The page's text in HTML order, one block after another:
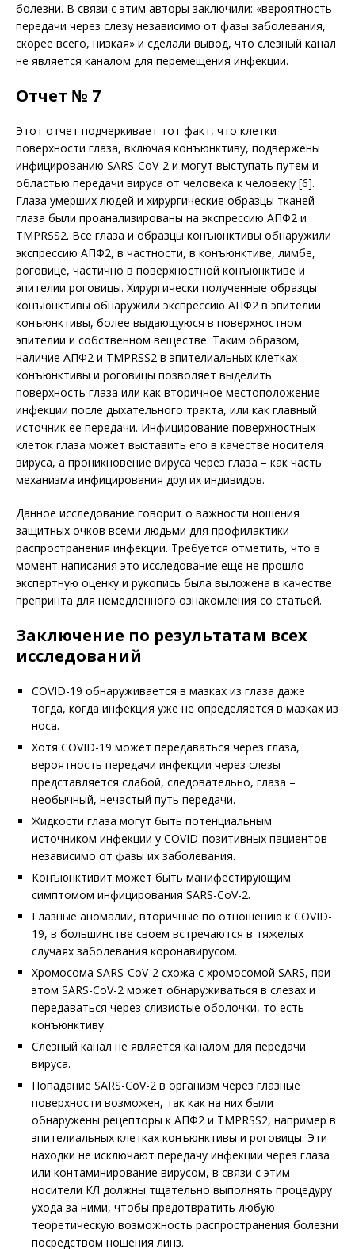
болезни. В связи с этим авторы заключили: «вероятность
передачи через слезу независимо от фазы заболевания,
скорее всего, низкая» и сделали вывод, что слезный канал
не является каналом для перемещения инфекции.
Отчет № 7
Этот отчет подчеркивает тот факт, что клетки
поверхности глаза, включая конъюнктиву, подвержены
инфицированию SARS-CoV-2 и могут выступать путем и
областью передачи вируса от человека к человеку [6].
Глаза умерших людей и хирургические образцы тканей
глаза были проанализированы на экспрессию АПФ2 и
TMPRSS2. Все глаза и образцы конъюнктивы обнаружили
экспрессию АПФ2, в частности, в конъюнктиве, лимбе,
роговице, частично в поверхностной конъюнктиве и
эпителии роговицы. Хирургически полученные образцы
конъюнктивы обнаружили экспрессию АПФ2 в эпителии
конъюнктивы, более выдающуюся в поверхностном
эпителии и собственном веществе. Таким образом,
наличие АПФ2 и TMPRSS2 в эпителиальных клетках
конъюнктивы и роговицы позво­ляет выделить
поверхность глаза или как вторичное местоположение
инфекции после дыхательного тракта, или как главный
источник ее передачи. Инфицирование поверхностных
клеток глаза может выставить его в качестве носителя
вируса, а проникновение вируса через глаза – как часть
механизма инфицирования других индивидов.
Данное исследование говорит о важности ношения
защитных очков всеми людьми для профилактики
распространения инфекции. Требуется отметить, что в
момент написания это исследование еще не прошло
экспертную оценку и рукопись была выложена в качестве
препринта для немедленного озна­комления со статьей.
Заключение по результатам всех
исследований
COVID-19 обнаруживается в мазках из глаза даже
тогда, когда инфекция уже не определяется в мазках из
носа.
Хотя COVID-19 может передаваться через глаза,
вероятность передачи инфекции через слезы
представляется слабой, следовательно, глаза –
необычный, нечастый путь передачи.
Жидкости глаза могут быть потенциальным
источником инфекции у COVID-позитивных пациентов
независимо от фазы их заболевания.
Конъюнктивит может быть манифестирующим
симптомом инфицирования SARS-CoV-2.
Глазные аномалии, вторичные по отношению к COVID-
19, в большинстве своем встречаются в тяжелых
случаях заболевания коронавирусом.
Хромосома SARS-CoV-2 схожа с хромосомой SARS, при
этом SARS-CoV-2 может обнаруживаться в слезах и
передаваться через слизистые оболочки, то есть
конъюнктиву.
Слезный канал не является каналом для передачи
вируса.
Попадание SARS-CoV-2 в организм через глазные
поверхности возможен, так как на них были
обнаружены рецепторы к АПФ2 и TMPRSS2, например в
эпителиальных клетках конъюнктивы и роговицы. Эти
находки не исключают передачу инфекции через глаза
или контаминирование вирусом, в связи с этим
носители КЛ должны тщательно выполнять процедуру
ухода за ними, чтобы предотвратить любую
теоретическую возможность распространения болезни
посредством ношения линз.